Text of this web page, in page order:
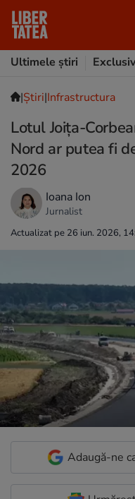
Ultimele știri
Exclusiv
|Ştiri|Infrastructura
Lotul Joiţa-
Nord ar putea fi
2026
Ioana Ion
Jurnalist
Actualizat pe 26 iun. 2026,
Adaugă-ne